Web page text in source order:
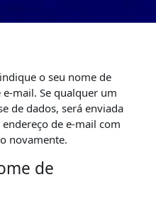
o seu nome de
mail. Se qualquer um
de dados, será enviada
de e-mail com
novamente.
de utilizador
de